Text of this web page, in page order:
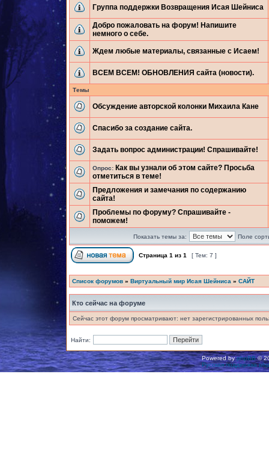
Группа поддержки Возвращения Исая Шейниса
Добро пожаловать на форум! Напишите
немного о себе.
Ждем любые материалы, связанные с Исаем!
ВСЕМ ВСЕМ! ОБНОВЛЕНИЯ сайта (новости).
Темы
Обсуждение авторской колонки Михаила Кане
Спасибо за создание сайта.
Задать вопрос администрации! Спрашивайте!
Опрос: Как вы узнали об этом сайте? Просьба
отметиться в теме!
Предложения и замечания по содержанию
сайта!
Проблемы по форуму? Спрашивайте -
поможем!
Показать темы за: Поле
Страница 1 из 1 [ Тем: 7 ]
Список форумов » Виртуальный мир Исая Шейниса » САЙТ
Кто сейчас на форуме
Сейчас этот форум просматривают: нет зарегистрированных
Найти:
Powered byphpBB©
Русская поддержка